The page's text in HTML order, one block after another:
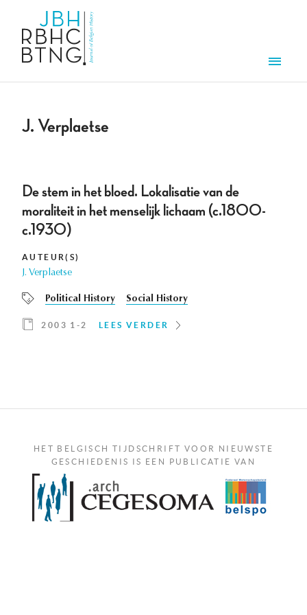
J. Verplaetse
De stem in het bloed. Lokalisatie van de
moraliteit in het menselijk lichaam (c.1800-
c.1930)
AUTEUR(S)
J. Verplaetse
Political History Social History
2003 1-2 LEES VERDER
HET BELGISCH TIJDSCHRIFT VOOR NIEUWSTE
GESCHIEDENIS IS EEN PUBLICATIE VAN